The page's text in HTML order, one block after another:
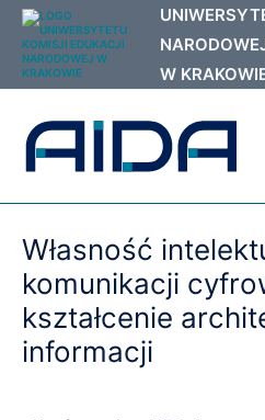
Przejdź
treści
Własność
komunikacji
kształcenie
informacji